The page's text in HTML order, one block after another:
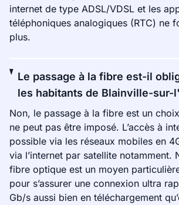
internet de type ADSL/VDSL et les
téléphoniques analogiques (RTC) ne
plus.
Le passage à la fibre est-il
les habitants de Blainville-sur-
Non, le passage à la fibre est un
ne peut pas être imposé. L’accès à
possible via les réseaux mobiles en
via l’internet par satellite notamment.
fibre optique est un moyen
pour s’assurer une connexion ultra
Gb/s aussi bien en téléchargement